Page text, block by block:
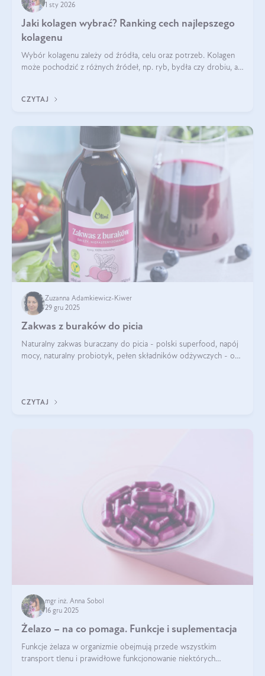
1 sty 2026
Jaki kolagen wybrać? Ranking cech najlepszego
kolagenu
Wybór kolagenu zależy od źródła, celu oraz potrzeb. Kolagen
może pochodzić z różnych źródeł, np. ryb, bydła czy drobiu, a
bydlęcy.
CZYTAJ
Zuzanna Adamkiewicz-Kiwer
29 gru 2025
Zakwas z buraków do picia
Naturalny zakwas buraczany do picia - polski superfood, napój
mocy, naturalny probiotyk, pełen składników odżywczych - o
CZYTAJ
mgr inż. Anna Sobol
16 gru 2025
Żelazo – na co pomaga. Funkcje i suplementacja
Funkcje żelaza w organizmie obejmują przede wszystkim
transport tlenu i prawidłowe funkcjonowanie niektórych